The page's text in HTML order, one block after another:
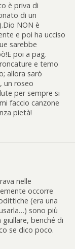
è priva di
di un
NON è
e poi ha ucciso
sarebbe
poi a pag.
e temo
allora sarò
un roseo
per sempre si
faccio canzone
pietà!
nelle
occorre
(era una
sono più
benché di
se dico poco.